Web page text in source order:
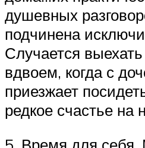
душевных
подчинена
Случается
вдвоем, когда с
приезжает
редкое счастье на